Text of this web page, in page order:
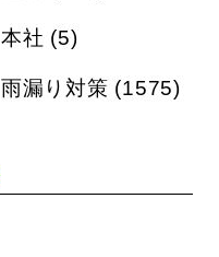
本社 (5)
雨漏り対策 (1575)